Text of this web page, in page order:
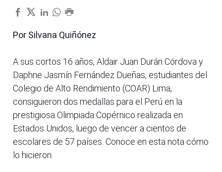
Por Silvana Quiñónez
A sus cortos 16 años, Aldair Juan Durán Córdova y
Daphne Jasmín Fernández Dueñas, estudiantes del
Colegio de Alto Rendimiento (COAR) Lima,
consiguieron dos medallas para el Perú en la
prestigiosa Olimpiada Copérnico realizada en
Estados Unidos, luego de vencer a cientos de
escolares de 57 países. Conoce en esta nota cómo
lo hicieron.